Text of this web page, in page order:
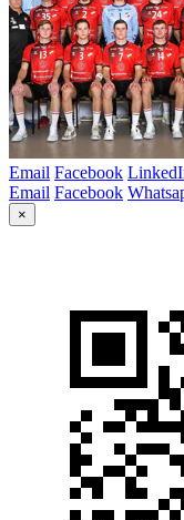
Email Facebook
Email Facebook
×